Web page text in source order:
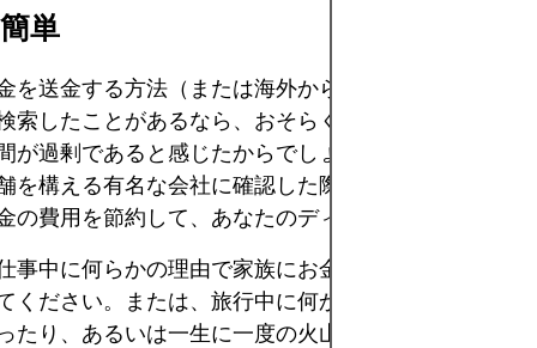
単
を送金する方法（または海外から国内に受け取る方
索したことがあるなら、おそらく銀行に問い合わせ
が過剰であると感じたからでしょう。また、ショッ
を構える有名な会社に確認した際も同じ結論に達し
の費用を節約して、あなたのディナールを守りまし
事中に何らかの理由で家族にお金を送らなければな
ください。または、旅行中に何かが起こり（盗難に
たり、あるいは一生に一度の火山ツアーに高額な費